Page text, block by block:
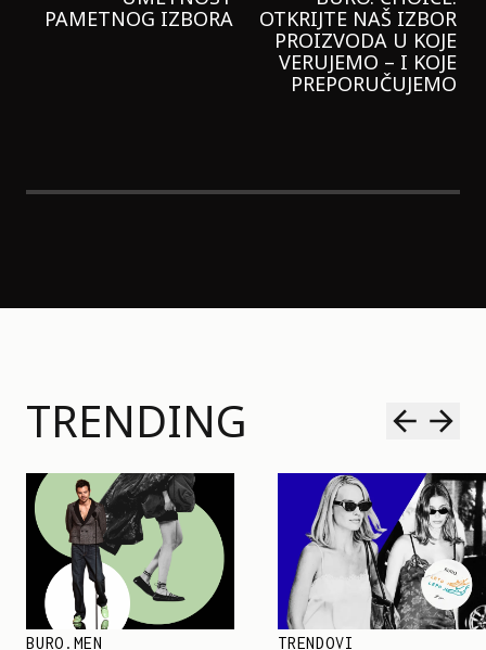
NIKADA NIŠTA
LAGANIJE NISAM
KORISTILA
TRENDING
TRENDOVI SHOPPING